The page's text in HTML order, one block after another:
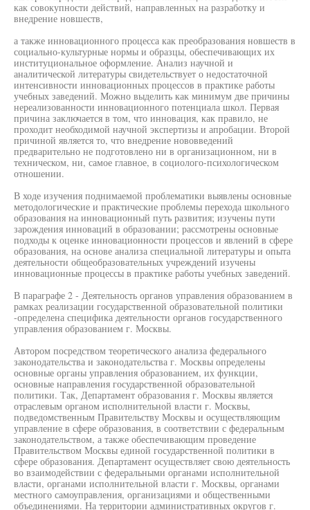
как совокупности действий, направленных на разработку и
внедрение новшеств,
а также инновационного процесса как преобразования новшеств в
социально-культурные нормы и образцы, обеспечивающих их
институциональное оформление. Анализ научной и
аналитической литературы свидетельствует о недостаточной
интенсивности инновационных процессов в практике работы
учебных заведений. Можно выделить как минимум две причины
нереализованности инновационного потенциала школ. Первая
причина заключается в том, что инновация, как правило, не
проходит необходимой научной экспертизы и апробации. Второй
причиной является то, что внедрение нововведений
предварительно не подготовлено ни в организационном, ни в
техническом, ни, самое главное, в социолого-психологическом
отношении.
В ходе изучения поднимаемой проблематики выявлены основные
методологические и практические проблемы перехода школьного
образования на инновационный путь развития; изучены пути
зарождения инноваций в образовании; рассмотрены основные
подходы к оценке инновационности процессов и явлений в сфере
образования, на основе анализа специальной литературы и опыта
деятельности общеобразовательных учреждений изучены
инновационные процессы в практике работы учебных заведений.
В параграфе 2 - Деятельность органов управления образованием в
рамках реализации государственной образовательной политики
-определена специфика деятельности органов государственного
управления образованием г. Москвы.
Автором посредством теоретического анализа федерального
законодательства и законодательства г. Москвы определены
основные органы управления образованием, их функции,
основные направления государственной образовательной
политики. Так, Департамент образования г. Москвы является
отраслевым органом исполнительной власти г. Москвы,
подведомственным Правительству Москвы и осуществляющим
управление в сфере образования, в соответствии с федеральным
законодательством, а также обеспечивающим проведение
Правительством Москвы единой государственной политики в
сфере образования. Департамент осуществляет свою деятельность
во взаимодействии с федеральными органами исполнительной
власти, органами исполнительной власти г. Москвы, органами
местного самоуправления, организациями и общественными
объединениями. На территории административных округов г.